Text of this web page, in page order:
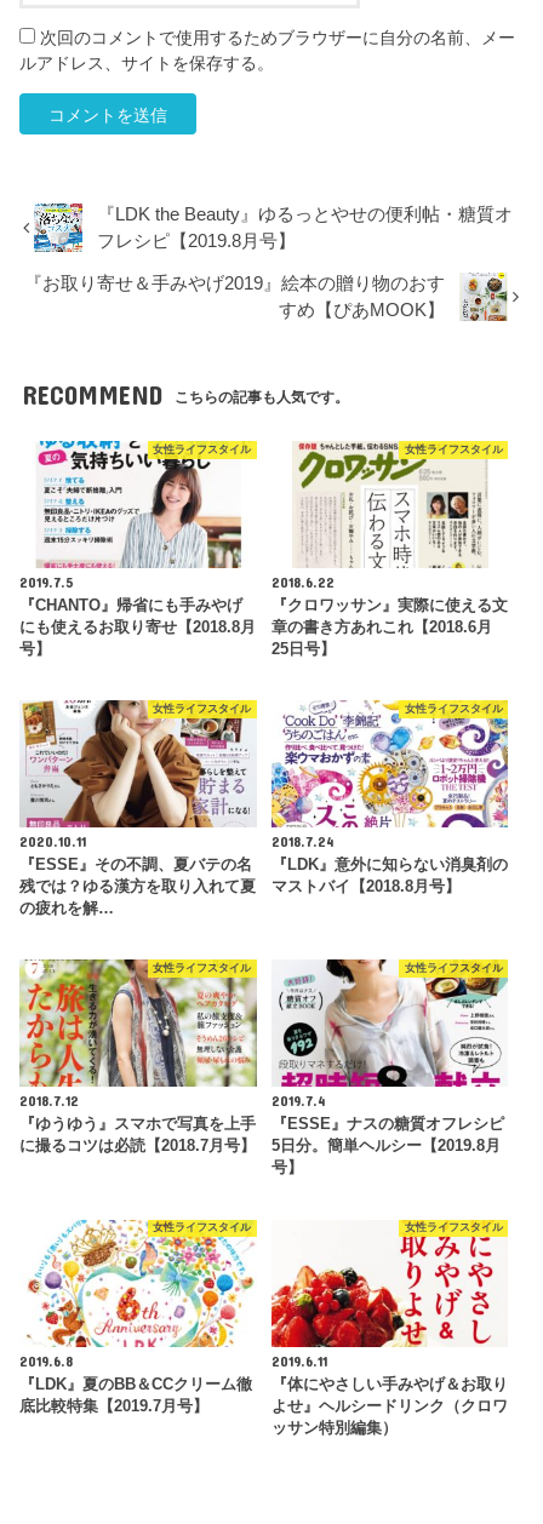
次回のコメントで使用するためブラウザーに自分の名前、メー
ルアドレス、サイトを保存する。
『LDK the Beauty』ゆるっとやせの便利帖・糖質オ
フレシピ【2019.8月号】
『お取り寄せ＆手みやげ2019』絵本の贈り物のおす
すめ【ぴあMOOK】
RECOMMEND こちらの記事も人気です。
女性ライフスタイル
2019.7.5
『CHANTO』帰省にも手みやげ
にも使えるお取り寄せ【2018.8月
号】
女性ライフスタイル
2018.6.22
『クロワッサン』実際に使える文
章の書き方あれこれ【2018.6月
25日号】
女性ライフスタイル
2020.10.11
『ESSE』その不調、夏バテの名
残では？ゆる漢方を取り入れて夏
の疲れを解…
女性ライフスタイル
2018.7.24
『LDK』意外に知らない消臭剤の
マストバイ【2018.8月号】
女性ライフスタイル
2018.7.12
『ゆうゆう』スマホで写真を上手
に撮るコツは必読【2018.7月号】
女性ライフスタイル
2019.7.4
『ESSE』ナスの糖質オフレシピ
5日分。簡単ヘルシー【2019.8月
号】
女性ライフスタイル
2019.6.8
『LDK』夏のBB＆CCクリーム徹
底比較特集【2019.7月号】
女性ライフスタイル
2019.6.11
『体にやさしい手みやげ＆お取り
よせ』ヘルシードリンク（クロワ
ッサン特別編集）